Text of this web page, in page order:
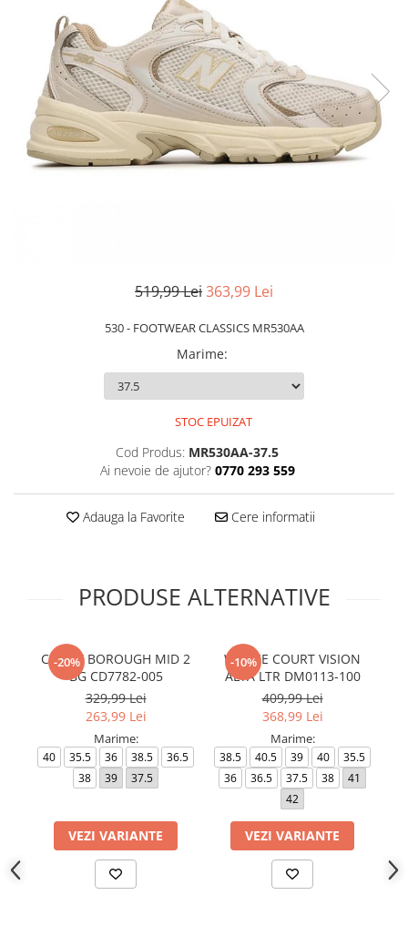
Pantofi sport femei
Slapi femei
519,99 Lei363,99 Lei
530 - FOOTWEAR CLASSICS MR530AA
Marime:
STOC EPUIZAT
Cod Produs: MR530AA-37.5
Ai nevoie de ajutor? 0770 293 559
Adauga la Favorite Cere informatii
PRODUSE ALTERNATIVE
-20%
COURT BOROUGH MID 2
BG CD7782-005
329,99 Lei
263,99 Lei
Marime:
40 35.5 36 38.5
36.5
38
39 37.5
VEZI VARIANTE
-10%
W NIKE COURT VISION
ALTA LTR DM0113-100
409,99 Lei
368,99 Lei
Marime:
38.5 40.5 39 40
35.5
36
36.5 37.5 38
41
42
VEZI VARIANTE